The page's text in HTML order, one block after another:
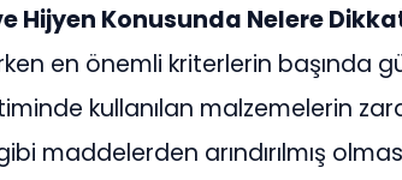
Hijyen Konusunda Nelere
en önemli kriterlerin başında
kullanılan malzemelerin
maddelerden arındırılmış